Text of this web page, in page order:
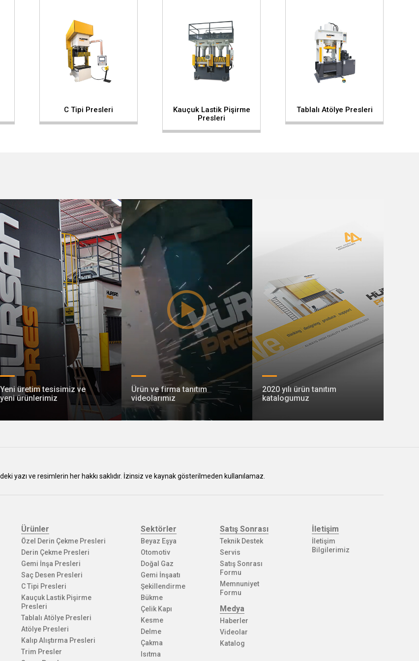
C Tipi Presleri
Kauçuk Lastik Pişirme
Presleri
Tablalı Atölye Presleri
Yeni üretim tesisimiz ve
yeni ürünlerimiz
Ürün ve firma tanıtım
videolarımız
2020 yılı ürün tanıtım
katalogumuz
yazı ve resimlerin her hakkı saklıdır. İzinsiz ve kaynak gösterilmeden kullanılamaz.
Ürünler
Özel Derin Çekme Presleri
Derin Çekme Presleri
Gemi İnşa Presleri
Saç Desen Presleri
C Tipi Presleri
Kauçuk Lastik Pişirme
Presleri
Tablalı Atölye Presleri
Atölye Presleri
Kalıp Alıştırma Presleri
Trim Presler
Sektörler
Beyaz Eşya
Otomotiv
Doğal Gaz
Gemi İnşaatı
Şekillendirme
Bükme
Çelik Kapı
Kesme
Delme
Çakma
Isıtma
Satış Sonrası
Teknik Destek
Servis
Satış Sonrası
Formu
Memnuniyet
Formu
Medya
Haberler
Videolar
Katalog
İletişim
İletişim
Bilgilerimiz